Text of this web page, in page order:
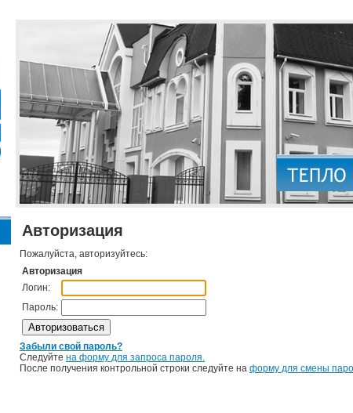
Авторизация
Пожалуйста, авторизуйтесь:
Авторизация
Логин:
Пароль:
Забыли свой пароль?
Следуйте на форму для запроса пароля.
После получения контрольной строки следуйте на форму для смены